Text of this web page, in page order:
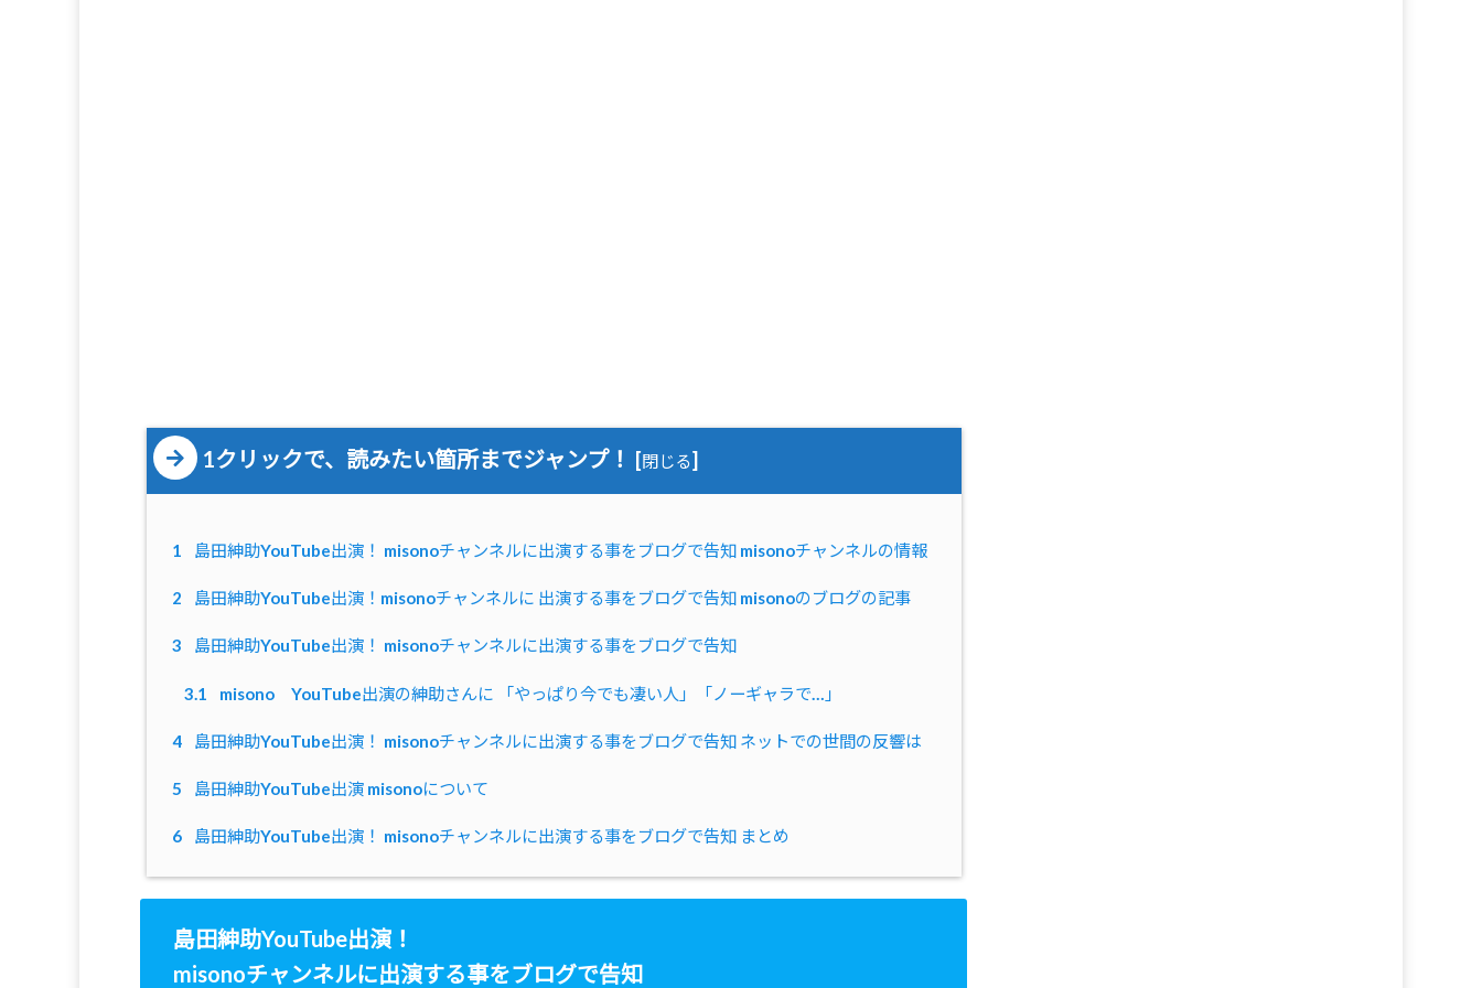
1クリックで、読みたい箇所までジャンプ！ [閉じる]
1 島田紳助YouTube出演！ misonoチャンネルに出演する事をブログで告知 misonoチャンネルの情報
2 島田紳助YouTube出演！misonoチャンネルに 出演する事をブログで告知 misonoのブログの記事
3 島田紳助YouTube出演！ misonoチャンネルに出演する事をブログで告知
3.1 misono YouTube出演の紳助さんに 「やっぱり今でも凄い人」「ノーギャラで…」
4 島田紳助YouTube出演！ misonoチャンネルに出演する事をブログで告知 ネットでの世間の反響は
5 島田紳助YouTube出演 misonoについて
6 島田紳助YouTube出演！ misonoチャンネルに出演する事をブログで告知 まとめ
島田紳助YouTube出演！
misonoチャンネルに出演する事をブログで告知